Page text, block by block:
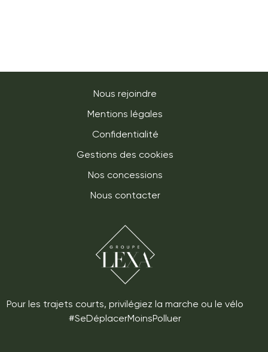
Nous rejoindre
Mentions légales
Confidentialité
Gestions des cookies
Nos concessions
Nous contacter
Pour les trajets courts, privilégiez la marche ou le vélo
#SeDéplacerMoinsPolluer